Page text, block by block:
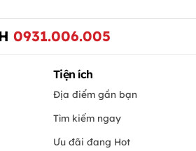
0931.006.005
Tiện ích
Địa điểm gần bạn
Tìm kiếm ngay
Ưu đãi đang Hot